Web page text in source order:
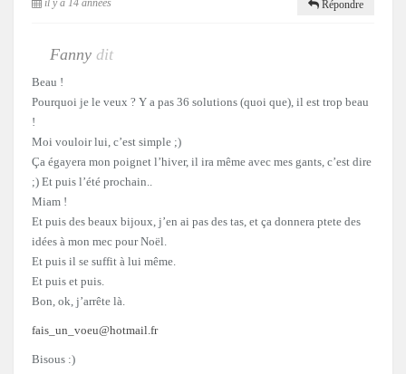
il y a 14 années Répondre
Fanny dit
Beau !
Pourquoi je le veux ? Y a pas 36 solutions (quoi que), il est trop beau
!
Moi vouloir lui, c’est simple ;)
Ça égayera mon poignet l’hiver, il ira même avec mes gants, c’est dire
;) Et puis l’été prochain..
Miam !
Et puis des beaux bijoux, j’en ai pas des tas, et ça donnera ptete des
idées à mon mec pour Noël.
Et puis il se suffit à lui même.
Et puis et puis.
Bon, ok, j’arrête là.
fais_un_voeu@hotmail.fr
Bisous :)